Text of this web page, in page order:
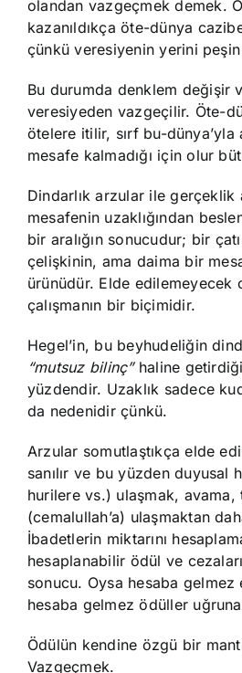
olandan vazgeçmek demek.
kazanıldıkça öte-dünya
çünkü veresiyenin yerini peşin
Bu durumda denklem değişir
veresiyeden vazgeçilir. Öte-
ötelere itilir, sırf bu-dünya’yla
mesafe kalmadığı için olur
Dindarlık arzular ile gerçeklik
mesafenin uzaklığından
bir aralığın sonucudur; bir
çelişkinin, ama daima bir
ürünüdür. Elde edilemeyecek
çalışmanın bir biçimidir.
Hegel’in, bu beyhudeliğin
“mutsuz bilinç”haline
yüzdendir. Uzaklık sadece
da nedenidir çünkü.
Arzular somutlaştıkça elde
sanılır ve bu yüzden duyusal
hurilere vs.) ulaşmak, avama,
(cemalullah’a) ulaşmaktan
İbadetlerin miktarını
hesaplanabilir ödül ve
sonucu. Oysa hesaba gelmez
hesaba gelmez ödüller uğruna
Ödülün kendine özgü bir
Vazgeçmek.